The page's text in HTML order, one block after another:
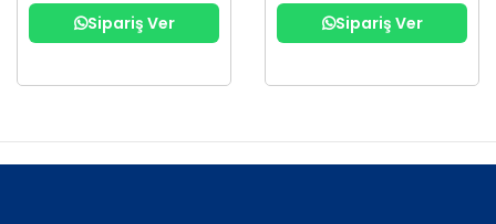
Sipariş Ver Sipariş Ver